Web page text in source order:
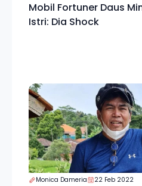
Mobil Fortuner Daus
Istri: Dia Shock
Monica Dameria 22 Feb 2022